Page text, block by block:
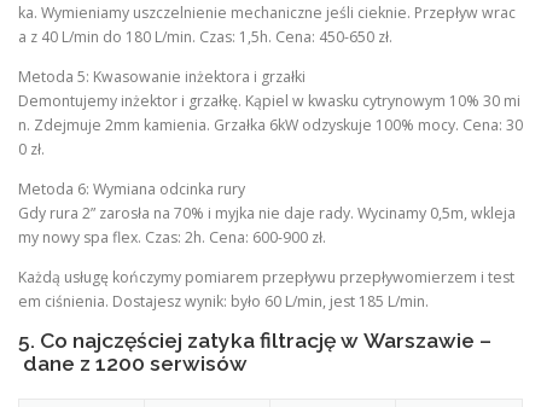
ka. Wymieniamy uszczelnienie mechaniczne jeśli cieknie. Przepływ wrac
a z 40 L/min do 180 L/min. Czas: 1,5h. Cena: 450-650 zł.
Metoda 5: Kwasowanie inżektora i grzałki
Demontujemy inżektor i grzałkę. Kąpiel w kwasku cytrynowym 10% 30 mi
n. Zdejmuje 2mm kamienia. Grzałka 6kW odzyskuje 100% mocy. Cena: 30
0 zł.
Metoda 6: Wymiana odcinka rury
Gdy rura 2” zarosła na 70% i myjka nie daje rady. Wycinamy 0,5m, wkleja
my nowy spa flex. Czas: 2h. Cena: 600-900 zł.
Każdą usługę kończymy pomiarem przepływu przepływomierzem i test
em ciśnienia. Dostajesz wynik: było 60 L/min, jest 185 L/min.
5. Co najczęściej zatyka filtrację w Warszawie –
dane z 1200 serwisów